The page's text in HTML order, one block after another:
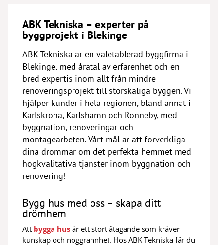
ABK Tekniska – experter på
byggprojekt i Blekinge
ABK Tekniska är en väletablerad byggfirma i
Blekinge, med åratal av erfarenhet och en
bred expertis inom allt från mindre
renoveringsprojekt till storskaliga byggen. Vi
hjälper kunder i hela regionen, bland annat i
Karlskrona, Karlshamn och Ronneby, med
byggnation, renoveringar och
montagearbeten. Vårt mål är att förverkliga
dina drömmar om det perfekta hemmet med
högkvalitativa tjänster inom byggnation och
renovering!
Bygg hus med oss – skapa ditt
drömhem
Att bygga hus är ett stort åtagande som kräver
kunskap och noggrannhet. Hos ABK Tekniska får du